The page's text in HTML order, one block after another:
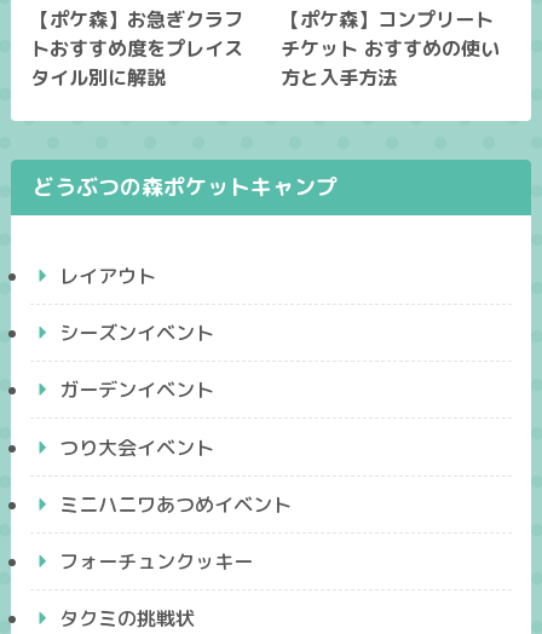
【ポケ森】お急ぎクラフ
トおすすめ度をプレイス
タイル別に解説
【ポケ森】コンプリート
チケット おすすめの使い
方と入手方法
どうぶつの森ポケットキャンプ
レイアウト
シーズンイベント
ガーデンイベント
つり大会イベント
ミニハニワあつめイベント
フォーチュンクッキー
タクミの挑戦状